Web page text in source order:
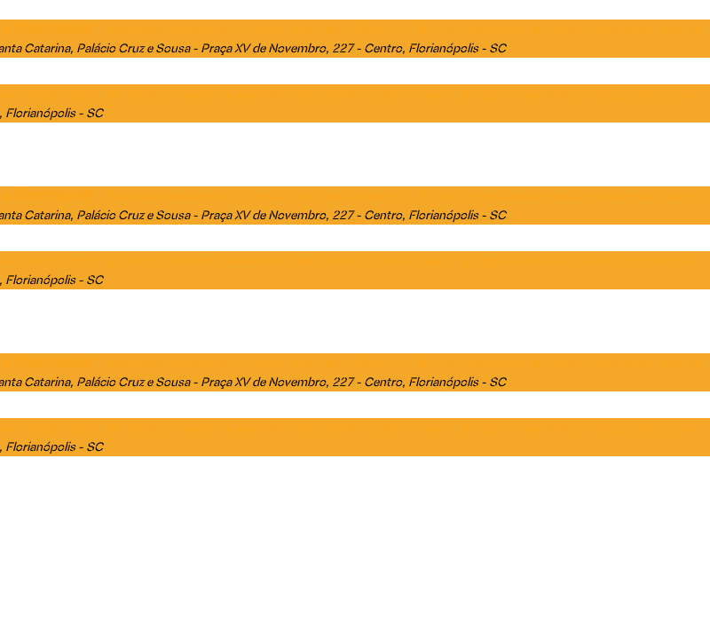
Catarina, Palácio Cruz e Sousa - Praça XV de Novembro, 227 - Centro, Florianópolis - SC
Florianópolis - SC
Catarina, Palácio Cruz e Sousa - Praça XV de Novembro, 227 - Centro, Florianópolis - SC
Florianópolis - SC
Catarina, Palácio Cruz e Sousa - Praça XV de Novembro, 227 - Centro, Florianópolis - SC
Florianópolis - SC